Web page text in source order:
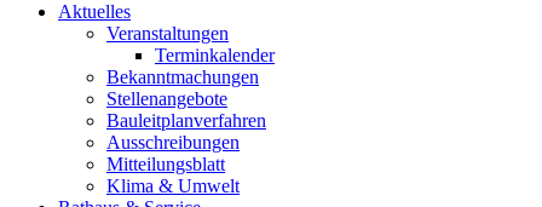
Aktuelles
Veranstaltungen
Terminkalender
Bekanntmachungen
Stellenangebote
Bauleitplanverfahren
Ausschreibungen
Mitteilungsblatt
Klima & Umwelt